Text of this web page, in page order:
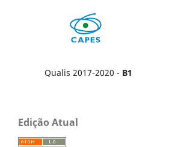
Qualis 2017-2020 - B1
Edição Atual